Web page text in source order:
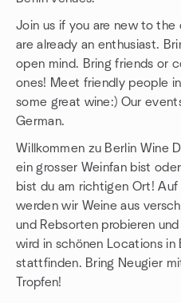
Join us if you are new to
are already an enthusiast.
open mind. Bring friends or
ones! Meet friendly people
some great wine:) Our
German.
Willkommen zu Berlin Wine
ein grosser Weinfan bist
bist du am richtigen Ort!
werden wir Weine aus
und Rebsorten probieren
wird in schönen Locations in
stattfinden. Bring Neugier
Tropfen!